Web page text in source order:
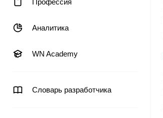
Профессия
Аналитика
WN Academy
Словарь разработчика